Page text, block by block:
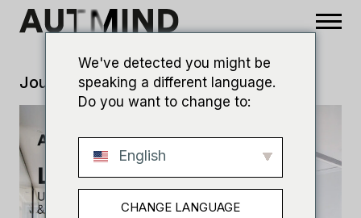
Journal >Siamo partner dell’evento
We've detected you might be
speaking a different language.
Do you want to change to:
English
CHANGE LANGUAGE